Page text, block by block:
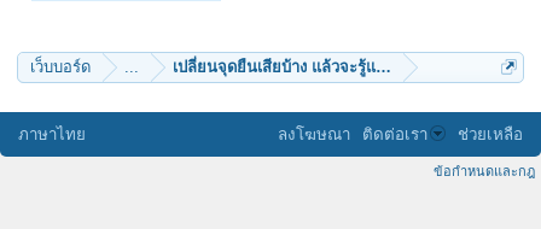
เว็บบอร์ด ... เปลี่ยนจุดยืนเสียบ้าง แล้วจะรู้แจ้งในสัจจะ
ภาษาไทย ลงโฆษณา ติดต่อเรา ช่วยเหลือ
ข้อกำหนดและกฎ